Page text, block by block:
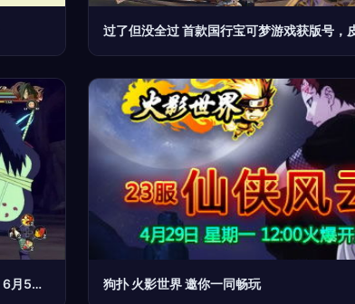
Steam情报 动漫游戏折扣周来袭，《吸血鬼》6月5日发售，还有四款特惠游戏与深度开发新作 狗扑 火影世界 邀你一同畅玩